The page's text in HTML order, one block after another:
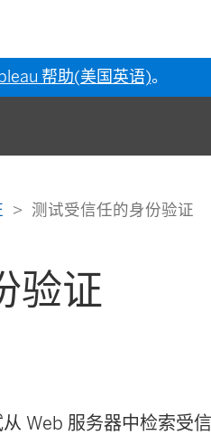
帮助(美国英语)。
测试受信任的身份验证
验证
Web 服务器中检索受信